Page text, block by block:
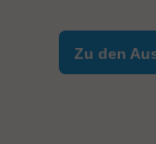
Zu den